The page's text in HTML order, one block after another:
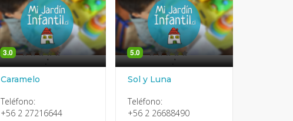
.'
3.0
Caramelo
Teléfono:
+56 2 27216644
.'
5.0
Sol y Luna
Teléfono:
+56 2 26688490